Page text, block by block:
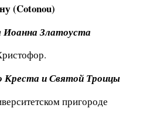
(Cotonou)
Златоуста
Креста и Святой Троицы
пригороде